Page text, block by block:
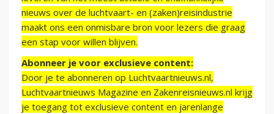
nieuws over de luchtvaart- en (zaken)reisindustrie
maakt ons een onmisbare bron voor lezers die graag
een stap voor willen blijven.
Abonneer je voor exclusieve content:
Door je te abonneren op Luchtvaartnieuws.nl,
Luchtvaartnieuws Magazine en Zakenreisnieuws.nl krijg
je toegang tot exclusieve content en jarenlange